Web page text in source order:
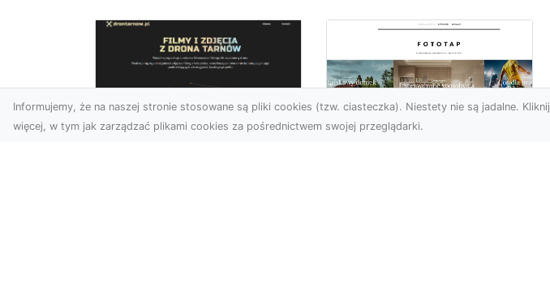
Informujemy, że na naszej stronie stosowane są pliki cookies (tzw. ciasteczka). Niestety nie są jadalne. Kliknij
więcej, w tym jak zarządzać plikami cookies za pośrednictwem swojej przeglądarki.